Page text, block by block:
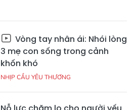
Vòng tay nhân ái: Nhói lòng
3 mẹ con sống trong cảnh
khốn khó
NHỊP CẦU YÊU THƯƠNG